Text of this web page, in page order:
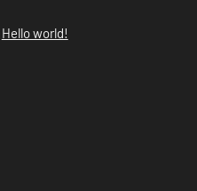
Hello world!